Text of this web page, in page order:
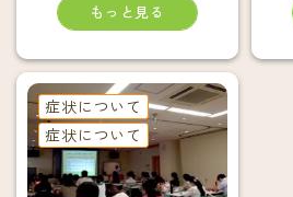
もっと見る
症状について
症状について